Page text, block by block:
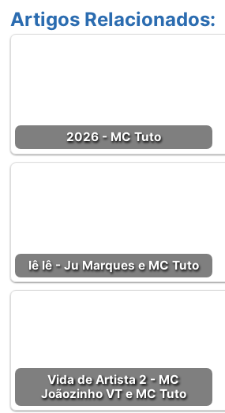
Artigos Relacionados:
2026 - MC Tuto
Iê Iê - Ju Marques e MC Tuto
Vida de Artista 2 - MC
Joãozinho VT e MC Tuto